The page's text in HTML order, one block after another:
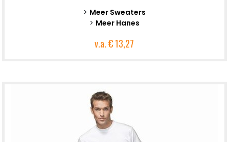
> Meer Sweaters
> Meer Hanes
v.a.€ 13,27